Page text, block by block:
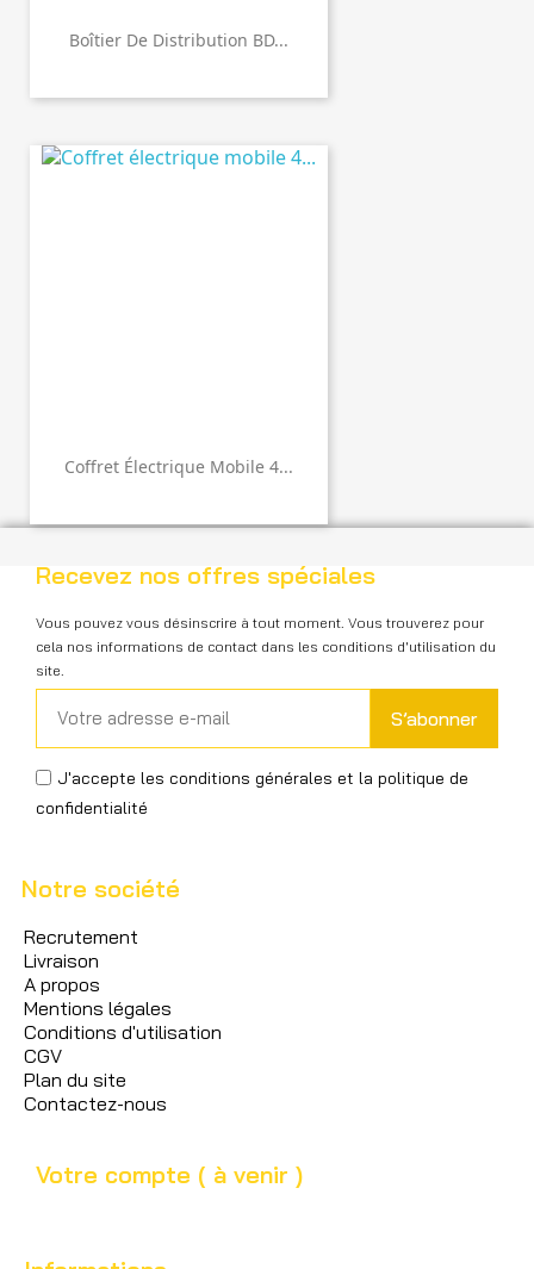
Boîtier De Distribution BD...
Coffret Électrique Mobile 4...
Recevez nos offres spéciales
Vous pouvez vous désinscrire à tout moment. Vous trouverez pour
cela nos informations de contact dans les conditions d'utilisation du
site.
S’abonner
J'accepte les conditions générales et la politique de
confidentialité
Notre société
Recrutement
Livraison
A propos
Mentions légales
Conditions d'utilisation
CGV
Plan du site
Contactez-nous
Votre compte ( à venir )